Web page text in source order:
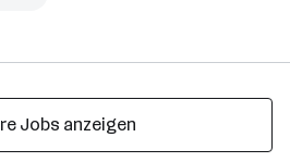
Jobs anzeigen